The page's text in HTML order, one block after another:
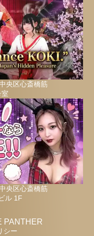
央区心斎橋筋
央区心斎橋筋
ル 1F
PANTHER
シー